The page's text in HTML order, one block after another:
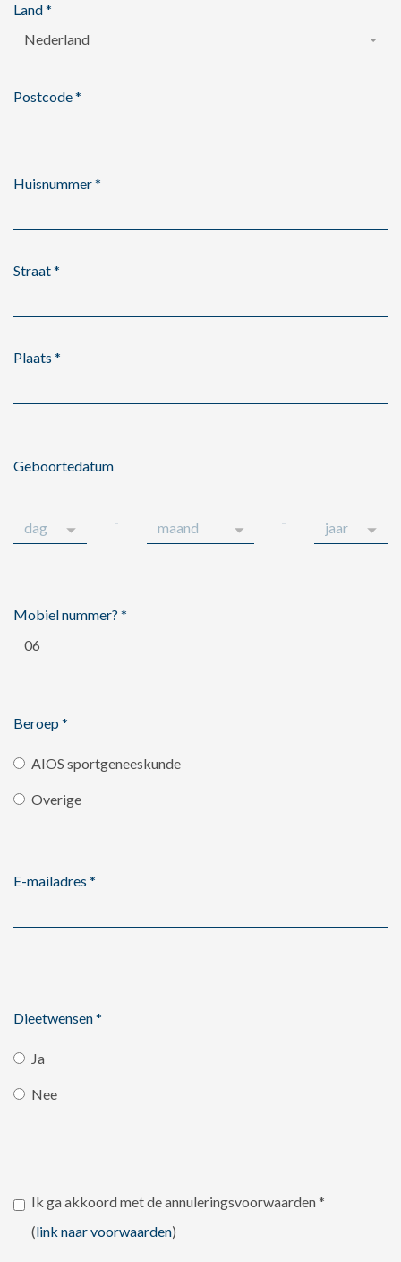
Land*
Nederland
Postcode*
Huisnummer*
Straat*
Plaats *
Geboortedatum
- -
Mobiel nummer? *
Beroep *
AIOS sportgeneeskunde
Overige
E-mailadres *
Dieetwensen*
Ja
Nee
Ik ga akkoord met de annuleringsvoorwaarden*
(link naar voorwaarden)